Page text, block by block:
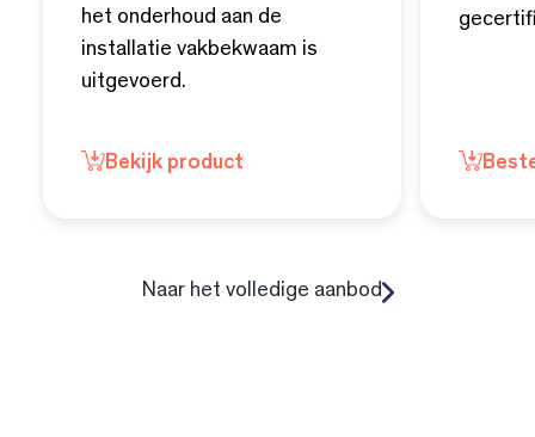
het onderhoud aan de
installatie vakbekwaam is
uitgevoerd.
Bekijk product
Naar het volledige aanbod